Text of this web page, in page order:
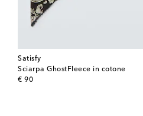
Satisfy
Sciarpa GhostFleece in cotone
€ 90
original price